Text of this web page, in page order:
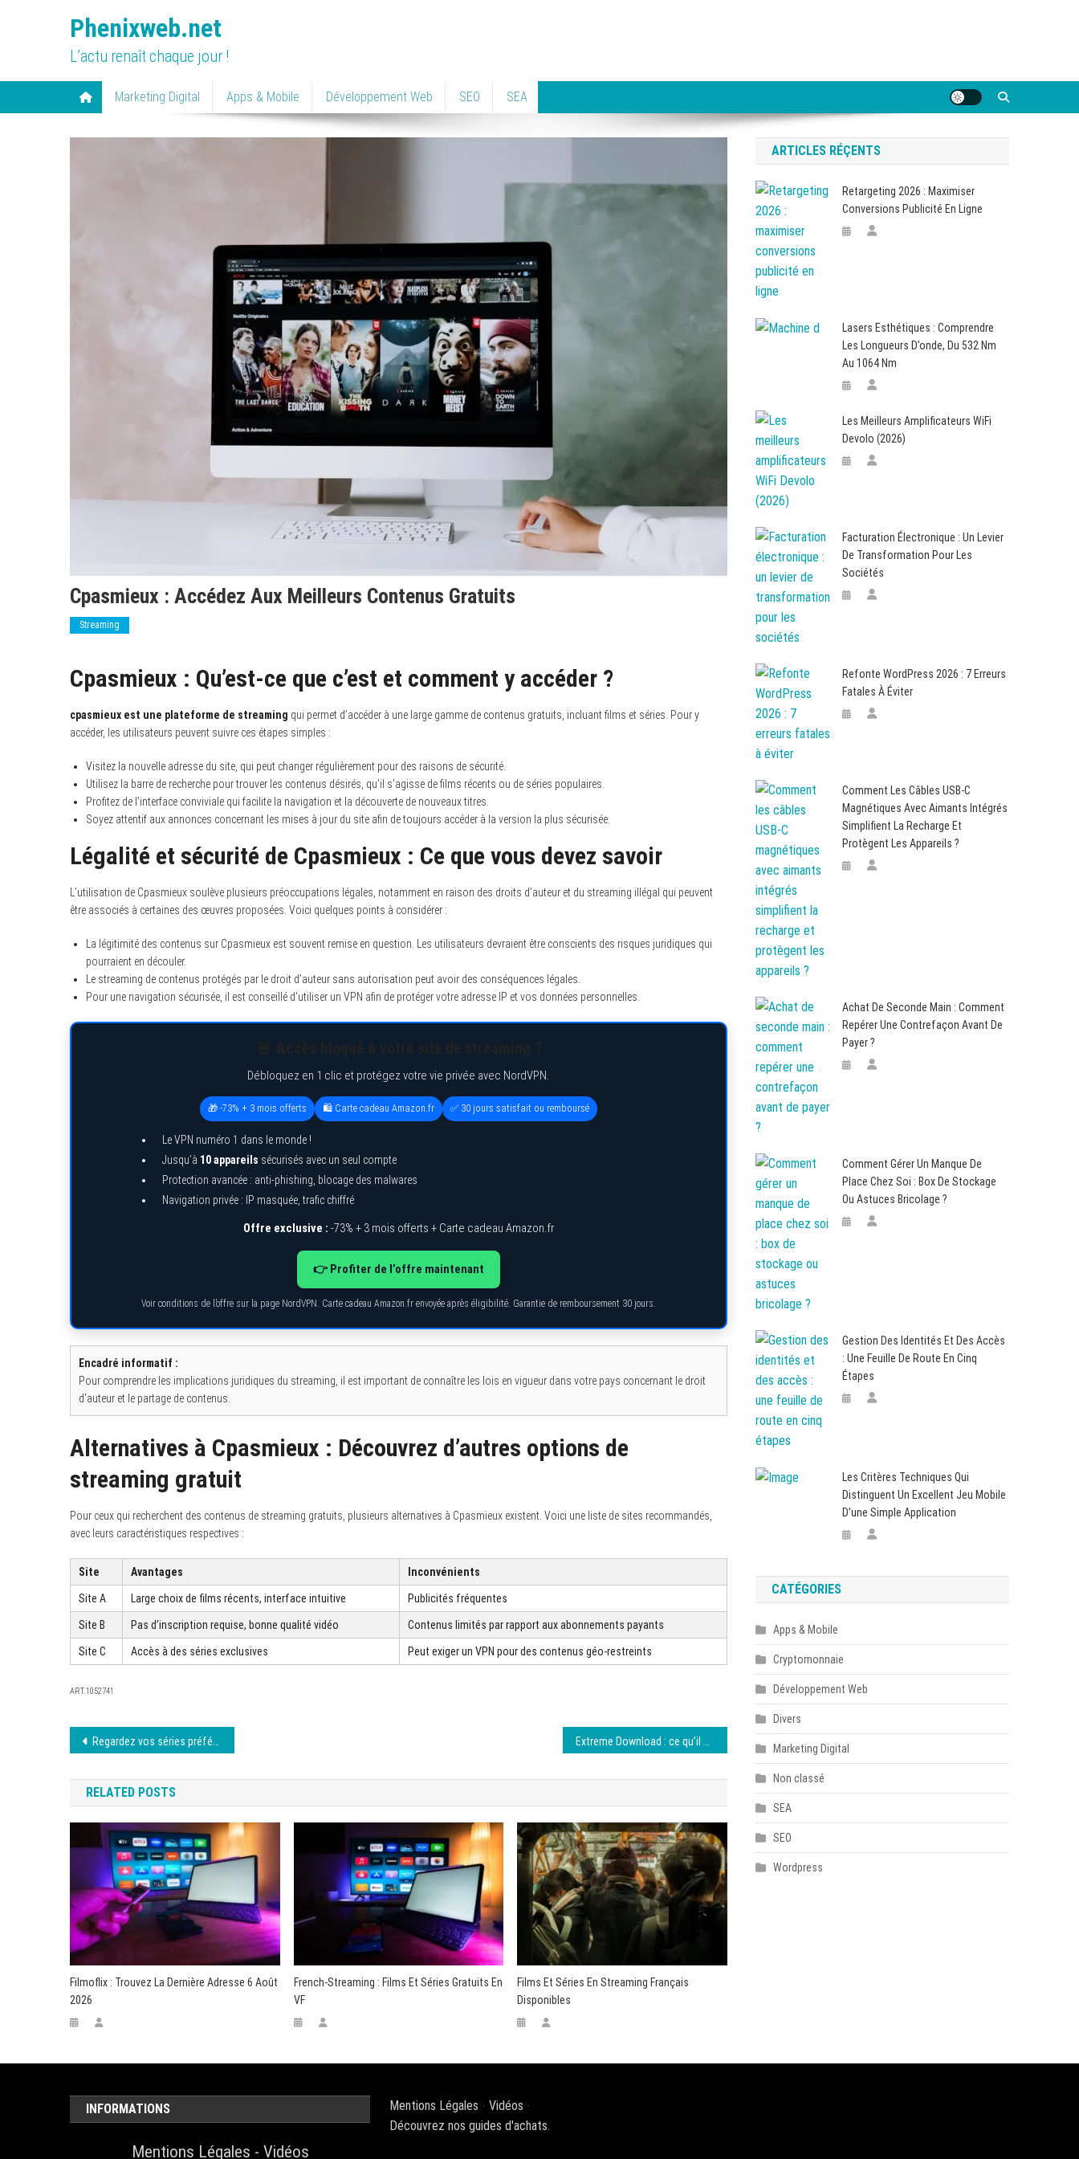
Phenixweb.net
L’actu renaît chaque jour !
Marketing Digital Apps & Mobile Développement Web SEO SEA
Cpasmieux : Accédez Aux Meilleurs Contenus Gratuits
Streaming
Cpasmieux : Qu’est-ce que c’est et comment y accéder ?
cpasmieux est une plateforme de streaming qui permet d’accéder à une large gamme de contenus gratuits, incluant films et séries. Pour y
accéder, les utilisateurs peuvent suivre ces étapes simples :
Visitez la nouvelle adresse du site, qui peut changer régulièrement pour des raisons de sécurité.
Utilisez la barre de recherche pour trouver les contenus désirés, qu’il s’agisse de films récents ou de séries populaires.
Profitez de l’interface conviviale qui facilite la navigation et la découverte de nouveaux titres.
Soyez attentif aux annonces concernant les mises à jour du site afin de toujours accéder à la version la plus sécurisée.
Légalité et sécurité de Cpasmieux : Ce que vous devez savoir
L’utilisation de Cpasmieux soulève plusieurs préoccupations légales, notamment en raison des droits d’auteur et du streaming illégal qui peuvent
être associés à certaines des œuvres proposées. Voici quelques points à considérer :
La légitimité des contenus sur Cpasmieux est souvent remise en question. Les utilisateurs devraient être conscients des risques juridiques qui
pourraient en découler.
Le streaming de contenus protégés par le droit d’auteur sans autorisation peut avoir des conséquences légales.
Pour une navigation sécurisée, il est conseillé d’utiliser un VPN afin de protéger votre adresse IP et vos données personnelles.
Débloquez en 1 clic et protégez votre vie privée avec NordVPN.
🎁 -73% + 3 mois offerts 🛍️ Carte cadeau Amazon.fr ✅ 30 jours satisfait ou remboursé
Le VPN numéro 1 dans le monde !
Jusqu’à 10 appareils sécurisés avec un seul compte
Protection avancée : anti-phishing, blocage des malwares
Navigation privée : IP masquée, trafic chiffré
Offre exclusive : -73% + 3 mois offerts + Carte cadeau Amazon.fr
👉 Profiter de l’offre maintenant
Voir conditions de l’offre sur la page NordVPN. Carte cadeau Amazon.fr envoyée après éligibilité. Garantie de remboursement 30 jours.
Encadré informatif :
Pour comprendre les implications juridiques du streaming, il est important de connaître les lois en vigueur dans votre pays concernant le droit
d’auteur et le partage de contenus.
Alternatives à Cpasmieux : Découvrez d’autres options de
streaming gratuit
Pour ceux qui recherchent des contenus de streaming gratuits, plusieurs alternatives à Cpasmieux existent. Voici une liste de sites recommandés,
avec leurs caractéristiques respectives :
Site Avantages Inconvénients
Site A Large choix de films récents, interface intuitive Publicités fréquentes
Site B Pas d’inscription requise, bonne qualité vidéo Contenus limités par rapport aux abonnements payants
Site C Accès à des séries exclusives Peut exiger un VPN pour des contenus géo-restreints
ART.1052741
Navigation
de
l’article
Regardez vos séries préférées sur FilmoFlix Extreme Download : ce qu’il faut savoir pour télécharger
RELATED POSTS
Filmoflix : Trouvez La Dernière Adresse 6 Août
2026
French-Streaming : Films Et Séries Gratuits En
VF
Films Et Séries En Streaming Français
Disponibles
ARTICLES RÉÇENTS
Retargeting 2026 : Maximiser
Conversions Publicité En Ligne
Lasers Esthétiques : Comprendre
Les Longueurs D’onde, Du 532 Nm
Au 1064 Nm
Les Meilleurs Amplificateurs WiFi
Devolo (2026)
Facturation Électronique : Un Levier
De Transformation Pour Les
Sociétés
Refonte WordPress 2026 : 7 Erreurs
Fatales À Éviter
Comment Les Câbles USB-C
Magnétiques Avec Aimants Intégrés
Simplifient La Recharge Et
Protègent Les Appareils ?
Achat De Seconde Main : Comment
Repérer Une Contrefaçon Avant De
Payer ?
Comment Gérer Un Manque De
Place Chez Soi : Box De Stockage
Ou Astuces Bricolage ?
Gestion Des Identités Et Des Accès
: Une Feuille De Route En Cinq
Étapes
Les Critères Techniques Qui
Distinguent Un Excellent Jeu Mobile
D’une Simple Application
CATÉGORIES
Apps & Mobile
Cryptomonnaie
Développement Web
Divers
Marketing Digital
Non classé
SEA
SEO
Wordpress
INFORMATIONS
Mentions Légales - Vidéos
Mentions Légales -Vidéos -
Découvrez nos guides d'achats.